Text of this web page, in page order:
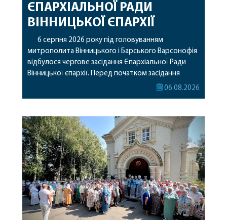
ЄПАРХІАЛЬНОЇ РАДИ
ВІННИЦЬКОЇ ЄПАРХІЇ
6 серпня 2026 року під головуванням
митрополита Вінницького і Барського Варсонофія
відбулося чергове засідання Єпархіальної Ради
Вінницької єпархії. Перед початком засідання
секретар Єпархіальної Ради від імені членів Ради
побажавши йому міцного здоров’я, Божої
допомоги, миру, духовної радості та
благословенних успіхів у подальшому
архіпастирському служінні. […]
06.08.2026